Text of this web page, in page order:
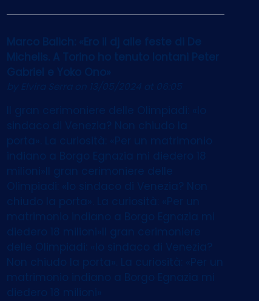
Marco Balich: «Ero il dj alle feste di De
Michelis. A Torino ho tenuto lontani Peter
Gabriel e Yoko Ono»
by Elvira Serra on 13/05/2024 at 06:05
Il gran cerimoniere delle Olimpiadi: «Io
sindaco di Venezia? Non chiudo la
porta». La curiosità: «Per un matrimonio
indiano a Borgo Egnazia mi diedero 18
milioni»Il gran cerimoniere delle
Olimpiadi: «Io sindaco di Venezia? Non
chiudo la porta». La curiosità: «Per un
matrimonio indiano a Borgo Egnazia mi
diedero 18 milioni»Il gran cerimoniere
delle Olimpiadi: «Io sindaco di Venezia?
Non chiudo la porta». La curiosità: «Per un
matrimonio indiano a Borgo Egnazia mi
diedero 18 milioni»